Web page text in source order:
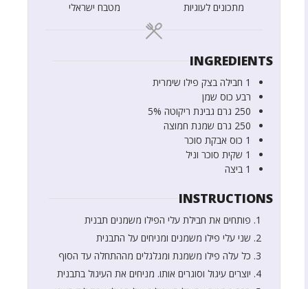
מתכונים לעוגיות
מטבח ישראלי
INGREDIENTS
1 חבילה בצק פילו שימרית
רבע כוס שמן
250 גרם גבינת ריקוטה 5%
250 גרם שמנת חמוצה
1 כוס אבקת סוכר
1 שקית סוכר וניל
1 ביצה
INSTRUCTIONS
פותחים את חבילת עלי הפילו משמנים תבנית
שני עלי פילו משמנים ומניחים על התבנית
כל עלה פילו משמנת ומגלגלים מההתחלה עד הסוף
יוצרים עיגול וסוגרים אותו. מניחים את העיגול בתבנית